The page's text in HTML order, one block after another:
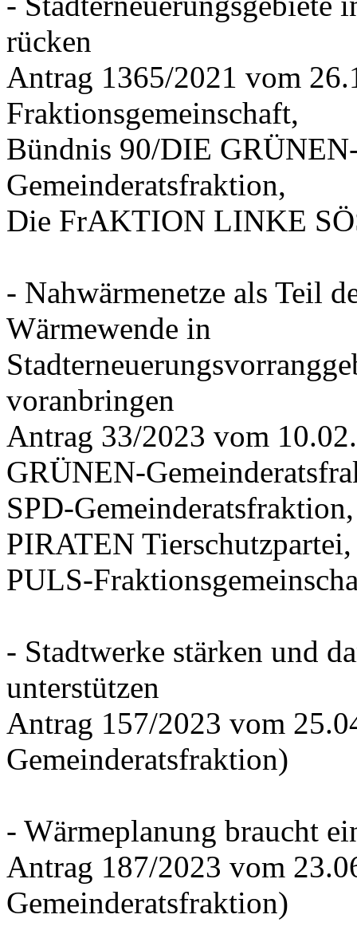
rücken
Antrag 1365/2021 vom
Fraktionsgemeinschaft,
Bündnis 90/DIE
Gemeinderatsfraktion,
Die FrAKTION LINKE
- Nahwärmenetze als Teil
Wärmewende in
voranbringen
Antrag 33/2023 vom
GRÜNEN-
SPD-
PIRATEN Tierschutzpartei,
PULS-
- Stadtwerke stärken und
unterstützen
Antrag 157/2023 vom
Gemeinderatsfraktion)
- Wärmeplanung braucht
Antrag 187/2023 vom
Gemeinderatsfraktion)